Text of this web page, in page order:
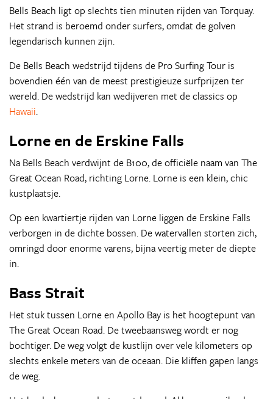
Bells Beach ligt op slechts tien minuten rijden van Torquay.
Het strand is beroemd onder surfers, omdat de golven
legendarisch kunnen zijn.
De Bells Beach wedstrijd tijdens de Pro Surfing Tour is
bovendien één van de meest prestigieuze surfprijzen ter
wereld. De wedstrijd kan wedijveren met de classics op
Hawaii.
Lorne en de Erskine Falls
Na Bells Beach verdwijnt de B100, de officiële naam van The
Great Ocean Road, richting Lorne. Lorne is een klein, chic
kustplaatsje.
Op een kwartiertje rijden van Lorne liggen de Erskine Falls
verborgen in de dichte bossen. De watervallen storten zich,
omringd door enorme varens, bijna veertig meter de diepte
in.
Bass Strait
Het stuk tussen Lorne en Apollo Bay is het hoogtepunt van
The Great Ocean Road. De tweebaansweg wordt er nog
bochtiger. De weg volgt de kustlijn over vele kilometers op
slechts enkele meters van de oceaan. Die kliffen gapen langs
de weg.